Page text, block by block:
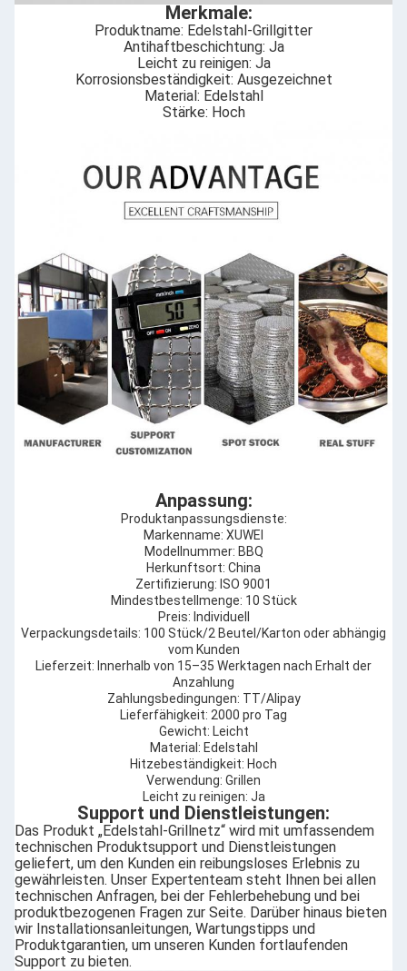
Merkmale:
Produktname: Edelstahl-Grillgitter
Antihaftbeschichtung: Ja
Leicht zu reinigen: Ja
Korrosionsbeständigkeit: Ausgezeichnet
Material: Edelstahl
Stärke: Hoch
Anpassung:
Produktanpassungsdienste:
Markenname: XUWEI
Modellnummer: BBQ
Herkunftsort: China
Zertifizierung: ISO 9001
Mindestbestellmenge: 10 Stück
Preis: Individuell
Verpackungsdetails: 100 Stück/2 Beutel/Karton oder abhängig
vom Kunden
Lieferzeit: Innerhalb von 15–35 Werktagen nach Erhalt der
Anzahlung
Zahlungsbedingungen: TT/Alipay
Lieferfähigkeit: 2000 pro Tag
Gewicht: Leicht
Material: Edelstahl
Hitzebeständigkeit: Hoch
Verwendung: Grillen
Leicht zu reinigen: Ja
Support und Dienstleistungen:
Das Produkt „Edelstahl-Grillnetz“ wird mit umfassendem
technischen Produktsupport und Dienstleistungen
geliefert, um den Kunden ein reibungsloses Erlebnis zu
gewährleisten. Unser Expertenteam steht Ihnen bei allen
technischen Anfragen, bei der Fehlerbehebung und bei
produktbezogenen Fragen zur Seite. Darüber hinaus bieten
wir Installationsanleitungen, Wartungstipps und
Produktgarantien, um unseren Kunden fortlaufenden
Support zu bieten.